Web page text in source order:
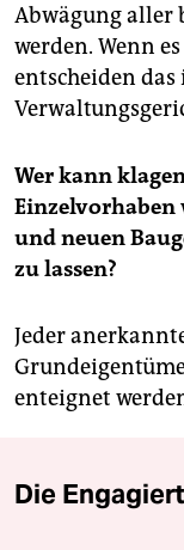
Abwägung aller
werden. Wenn
entscheiden
Wer kann
Einzelvorhaben
und neuen
zu lassen?
Jeder
enteignet
Die